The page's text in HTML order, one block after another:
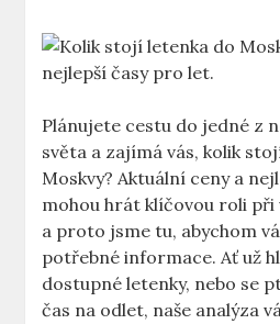
Plánujete cestu do jedné z
světa a zajímá vás, kolik
Moskvy? Aktuální ceny a
mohou hrát klíčovou roli při
a proto jsme tu, abychom
potřebné informace. Ať už
dostupné letenky, nebo se
čas na odlet, naše analýza